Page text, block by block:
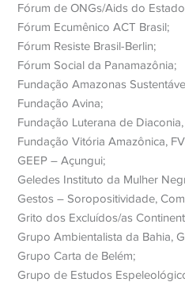
Fórum de ONGs/Aids do
Fórum Ecumênico ACT Brasil;
Fórum Resiste Brasil-Berlin;
Fórum Social da Panamazônia;
Fundação Amazonas
Fundação Avina;
Fundação Luterana de Diaconia,
Fundação Vitória Amazônica,
GEEP – Açungui;
Geledes Instituto da Mulher
Gestos – Soropositividade,
Grito dos Excluídos/as
Grupo Ambientalista da Bahia,
Grupo Carta de Belém;
Grupo de Estudos